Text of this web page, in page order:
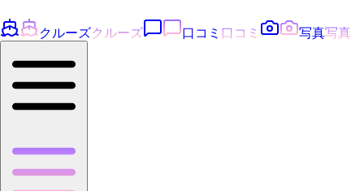
クルーズクルーズ 口コミ 口コミ 写真写真